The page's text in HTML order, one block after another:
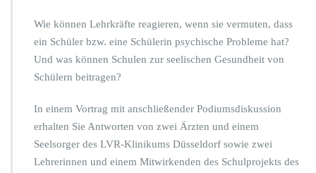
Wie können Lehrkräfte reagieren, wenn sie vermuten, dass
ein Schüler bzw. eine Schülerin psychische Probleme hat?
Und was können Schulen zur seelischen Gesundheit von
Schülern beitragen?
In einem Vortrag mit anschließender Podiumsdiskussion
erhalten Sie Antworten von zwei Ärzten und einem
Seelsorger des LVR-Klinikums Düsseldorf sowie zwei
Lehrerinnen und einem Mitwirkenden des Schulprojekts des